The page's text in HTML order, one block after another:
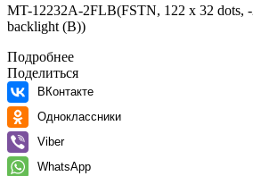
MT-12232A-2FLB(FSTN, 122 x 32 dots,
backlight (B))
Подробнее
Поделиться
ВКонтакте
Одноклассники
Viber
WhatsApp